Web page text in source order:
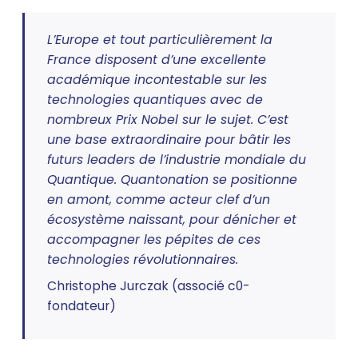
L’Europe et tout particulièrement la
France disposent d’une excellente
académique incontestable sur les
technologies quantiques avec de
nombreux Prix Nobel sur le sujet. C’est
une base extraordinaire pour bâtir les
futurs leaders de l’industrie mondiale du
Quantique. Quantonation se positionne
en amont, comme acteur clef d’un
écosystème naissant, pour dénicher et
accompagner les pépites de ces
technologies révolutionnaires.
Christophe Jurczak (associé c0-
fondateur)